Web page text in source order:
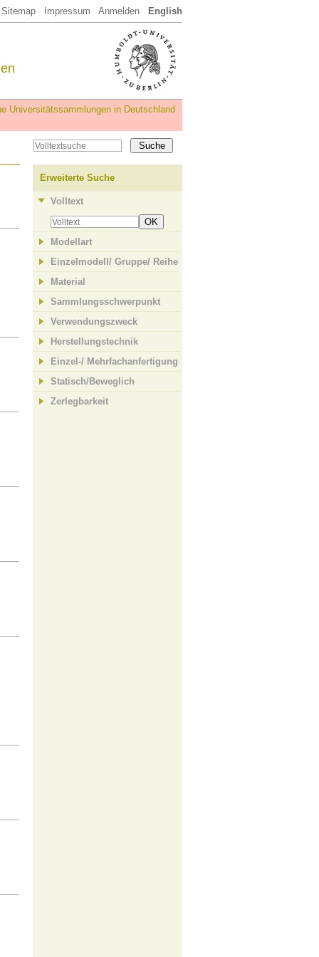
Sitemap Impressum Anmelden English
Universitätssammlungen in Deutschland
Erweiterte Suche
Volltext
OK
Modellart
Einzelmodell/ Gruppe/ Reihe
Material
Sammlungsschwerpunkt
Verwendungszweck
Herstellungstechnik
Einzel-/ Mehrfachanfertigung
Statisch/Beweglich
Zerlegbarkeit